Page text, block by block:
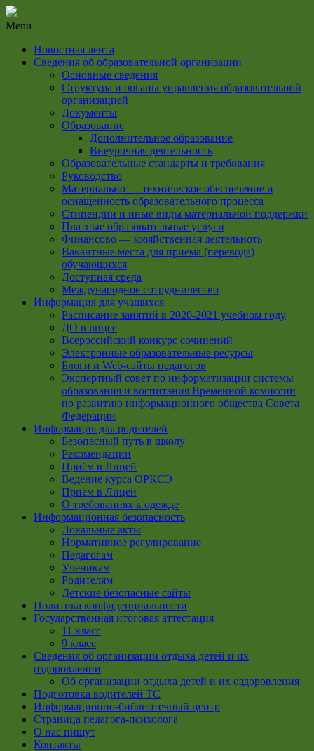
Menu
Новостная лента
Сведения об образовательной организации
Основные сведения
Структура и органы управления образовательной
организацией
Документы
Образование
Дополнительное образование
Внеурочная деятельность
Образовательные стандарты и требования
Руководство
Материально — техническое обеспечение и
оснащенность образовательного процесса
Стипендии и иные виды материальной поддержки
Платные образовательные услуги
Финансово — хозяйственная деятельноть
Вакантные места для приема (перевода)
обучающихся
Доступная среда
Международное сотрудничество
Информация для учащихся
Расписание занятий в 2020-2021 учебном году
ДО в лицее
Всероссийский конкурс сочинений
Электронные образовательные ресурсы
Блоги и Web-сайты педагогов
Экспертный совет по информатизации системы
образования и воспитания Временной комиссии
по развитию информационного общества Совета
Федерации
Информация для родителей
Безопасный путь в школу
Рекомендации
Приём в Лицей
Ведение курса ОРКСЭ
Приём в Лицей
О требованиях к одежде
Информационная безопасность
Локальные акты
Нормативное регулирование
Педагогам
Ученикам
Родителям
Детские безопасные сайты
Политика конфиденциальности
Государственная итоговая аттестация
11 класс
9 класс
Сведения об организации отдыха детей и их
оздоровлении
Об организации отдыха детей и их оздоровления
Подготовка водителей ТС
Информационно-библиотечный центр
Страница педагога-психолога
О нас пишут
Контакты